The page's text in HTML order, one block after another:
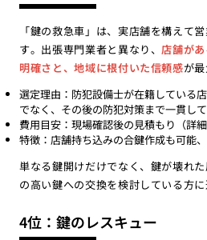
「鍵の救急車」は、実店舗を構えて
す。出張専門業者と異なり、店舗が
明確さと、地域に根付いた信頼感が
選定理由：防犯設備士が在籍している
でなく、その後の防犯対策まで一貫し
費用目安：現場確認後の見積もり（詳細
特徴：店舗持ち込みの合鍵作成も可能
単なる鍵開けだけでなく、鍵が壊れ
の高い鍵への交換を検討している方に
4位：鍵のレスキュー